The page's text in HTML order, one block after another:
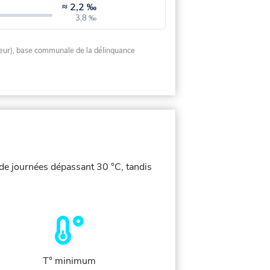
≈ 2,2 ‰
3,8 ‰
base communale de la délinquance
journées dépassant 30 °C, tandis
T° minimum